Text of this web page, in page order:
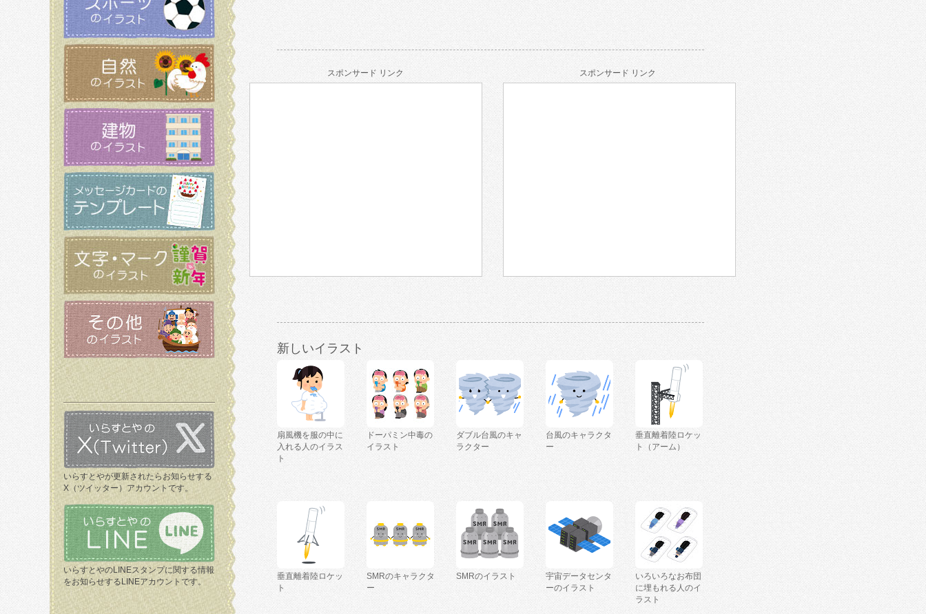
いらすとやが更新されたらお知らせする
X（ツイッター）アカウントです。
いらすとやのLINEスタンプに関する情報
をお知らせするLINEアカウントです。
スポンサード リンク スポンサード リンク
新しいイラスト
扇風機を服の中に
入れる人のイラス
ト
ドーパミン中毒の
イラスト
ダブル台風のキャ
ラクター
台風のキャラクタ
ー
垂直離着陸ロケッ
ト（アーム）
垂直離着陸ロケッ
ト
SMRのキャラクタ
ー
SMRのイラスト
宇宙データセンタ
ーのイラスト
いろいろなお布団
に埋もれる人のイ
ラスト